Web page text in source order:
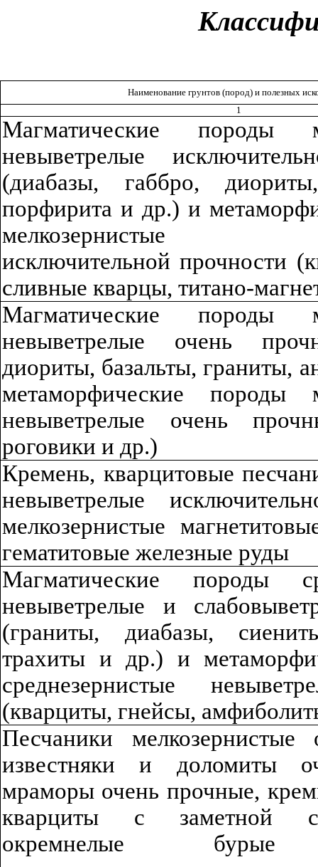
Наименование грунтов (пород) и полезных
1
Магматические породы
невыветрелые
(диабазы, габбро,
порфирита и др.) и
мелкозернистые
исключительной прочности
сливные кварцы, титано-
Магматические породы
невыветрелые очень
диориты, базальты, граниты,
метаморфические породы
невыветрелые очень
роговики и др.)
Кремень, кварцитовые
невыветрелые
мелкозернистые магнетитовы
гематитовые железные руды
Магматические породы
невыветрелые и слабовы
(граниты, диабазы,
трахиты и др.) и метам
среднезернистые
(кварциты, гнейсы, амфибол
Песчаники мелкозернистые
известняки и доломиты
мраморы очень прочные,
кварциты с заметной
окремнелые бурые